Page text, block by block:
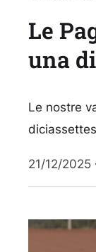
Le
una
Le nostre
21/12/2025